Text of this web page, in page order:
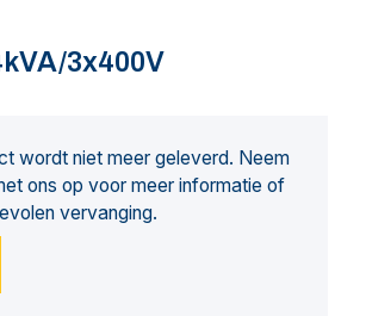
3x400V
wordt niet meer geleverd. Neem
ons op voor meer informatie of
vervanging.